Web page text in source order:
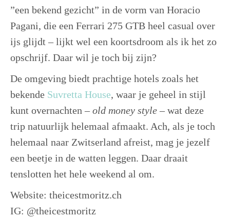
”een bekend gezicht” in de vorm van Horacio
Pagani, die een Ferrari 275 GTB heel casual over
ijs glijdt – lijkt wel een koortsdroom als ik het zo
opschrijf. Daar wil je toch bij zijn?
De omgeving biedt prachtige hotels zoals het
bekende Suvretta House, waar je geheel in stijl
kunt overnachten –old money style– wat deze
trip natuurlijk helemaal afmaakt. Ach, als je toch
helemaal naar Zwitserland afreist, mag je jezelf
een beetje in de watten leggen. Daar draait
tenslotten het hele weekend al om.
Website: theicestmoritz.ch
IG: @theicestmoritz